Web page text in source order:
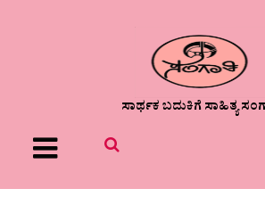
ಸಾರ್ಥಕ ಬದುಕಿಗೆ ಸಾಹಿತ್ಯ
Menu